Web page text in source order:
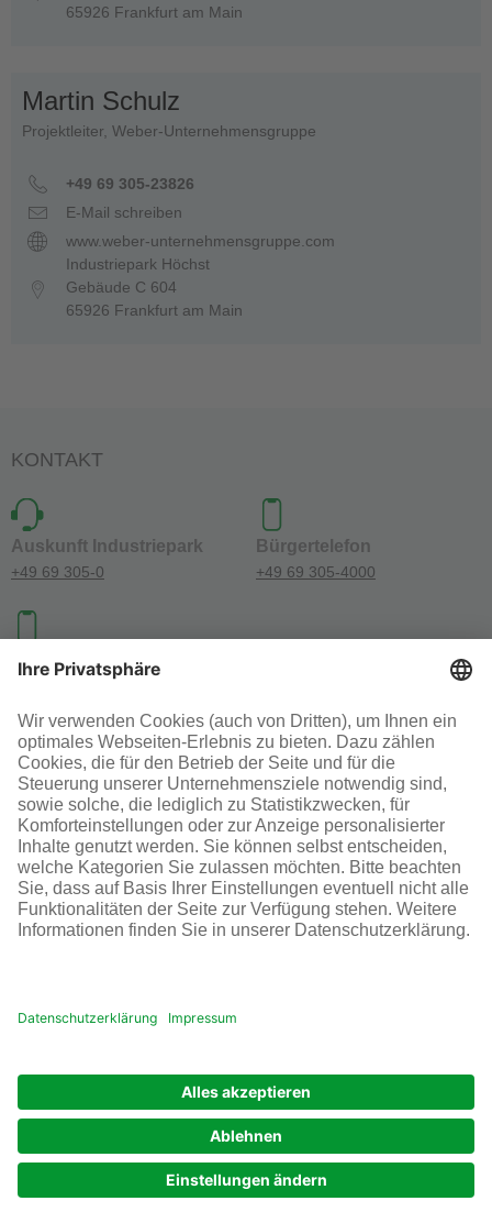
65926 Frankfurt am Main
Martin Schulz
Projektleiter, Weber-Unternehmensgruppe
+49 69 305-23826
E-Mail schreiben
www.weber-unternehmensgruppe.com
Industriepark Höchst
Gebäude C 604
65926 Frankfurt am Main
KONTAKT
Auskunft Industriepark
+49 69 305-0
Bürgertelefon
+49 69 305-4000
Investoren-Kontakt
+49 69 305-46300
SOCIAL MEDIA
AGB Impressum Datenschutz Cookie-Einstellungen